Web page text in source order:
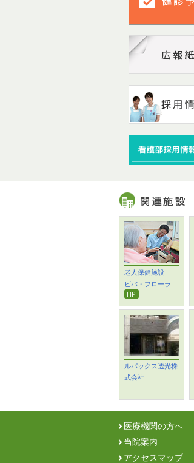
老人保健施設
ビバ・フローラ
HP
ルパックス透光株
式会社
医療機関の方へ
当院案内
アクセスマップ